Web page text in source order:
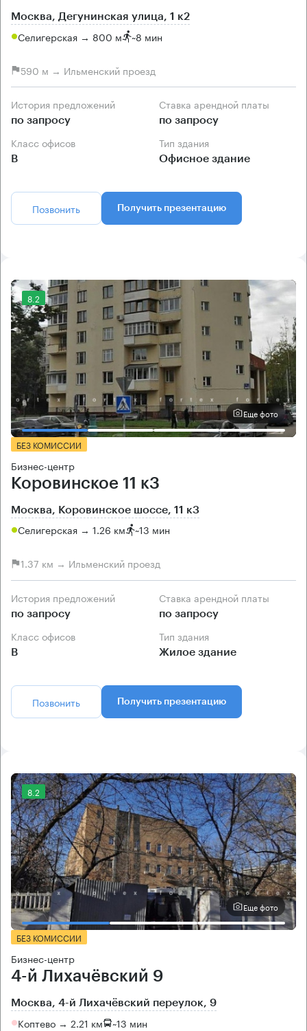
Москва, Дегунинская улица, 1 к2
Селигерская → 800 м ~8 мин
590 м → Ильменский проезд
История предложений
по запросу
Ставка арендной платы
по запросу
Класс офисов
B
Тип здания
Офисное здание
Позвонить Получить презентацию
8.2
Еще фото
БЕЗ КОМИССИИ
Бизнес-центр
Коровинское 11 к3
Москва, Коровинское шоссе, 11 к3
Селигерская → 1.26 км ~13 мин
1.37 км → Ильменский проезд
История предложений
по запросу
Ставка арендной платы
по запросу
Класс офисов
B
Тип здания
Жилое здание
Позвонить Получить презентацию
8.2
Еще фото
БЕЗ КОМИССИИ
Бизнес-центр
4-й Лихачёвский 9
Москва, 4-й Лихачёвский переулок, 9
Коптево → 2.21 км ~13 мин